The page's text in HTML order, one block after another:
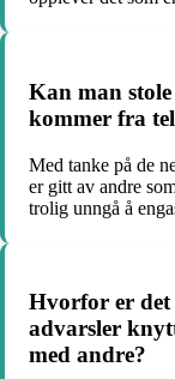
Kan man
kommer fra
Med tanke på de
er gitt av andre
trolig unngå å
Hvorfor er det
advarsler
med andre?